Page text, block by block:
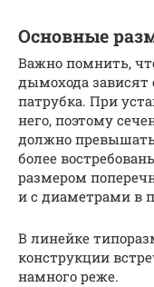
Основные
Важно помнить,
дымохода зависят
патрубка. При
него, поэтому
должно превышать
более
размером
и с диаметрами в
В линейке
конструкции
намного реже.